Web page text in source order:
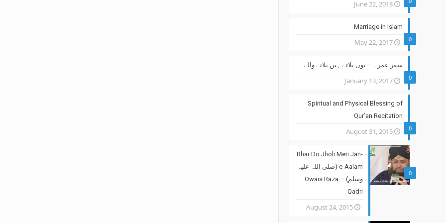
June 22, 2018
0
Marriage in Islam
May 22, 2017
0
سفر عمرہ – یوں بلاتے ہیں بلانے والے
January 13, 2017
0
Spiritual and Physical Blessing of
Qur’an Recitation
August 31, 2015
0
Bhar Do Jholi Meri Jan-
e-Aalam (صلی اللہ علیہ
وسلم) – Owais Raza
Qadri
August 24, 2015